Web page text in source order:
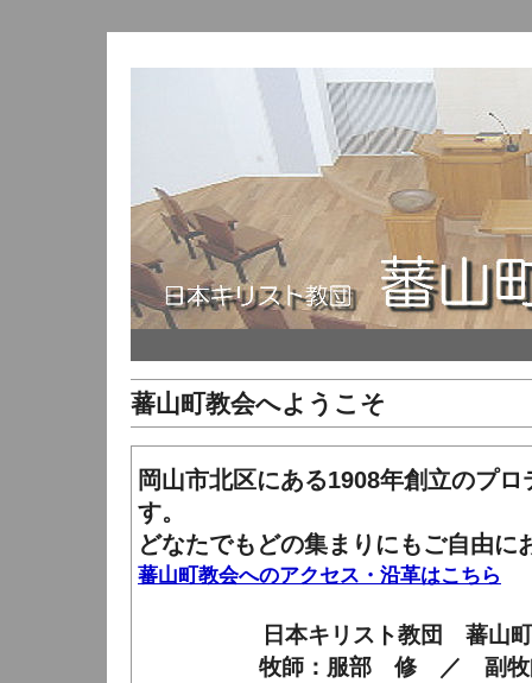
蕃山町教会へようこそ
岡山市北区にある1908年創立のプ
す。
どなたでもどの集まりにもご自由に
蕃山町教会へのアクセス・沿革はこちら
日本キリスト教団 蕃山
牧師：服部 修 ／ 副牧